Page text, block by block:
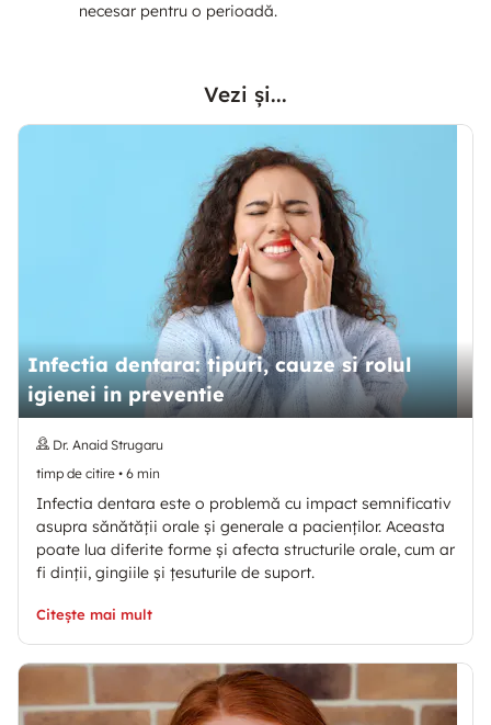
necesar pentru o perioadă.
Vezi și...
Infectia dentara: tipuri, cauze si rolul
igienei in preventie
Dr. Anaid Strugaru
timp de citire • 6 min
Infectia dentara este o problemă cu impact semnificativ
asupra sănătății orale și generale a pacienților. Aceasta
poate lua diferite forme și afecta structurile orale, cum ar
fi dinții, gingiile și țesuturile de suport.
Citește mai mult